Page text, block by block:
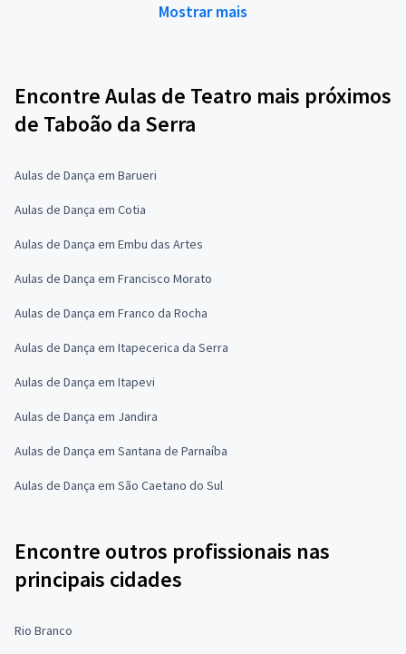
Mostrar mais
Encontre Aulas de Teatro mais próximos
de Taboão da Serra
Aulas de Dança em Barueri
Aulas de Dança em Cotia
Aulas de Dança em Embu das Artes
Aulas de Dança em Francisco Morato
Aulas de Dança em Franco da Rocha
Aulas de Dança em Itapecerica da Serra
Aulas de Dança em Itapevi
Aulas de Dança em Jandira
Aulas de Dança em Santana de Parnaíba
Aulas de Dança em São Caetano do Sul
Encontre outros profissionais nas
principais cidades
Rio Branco